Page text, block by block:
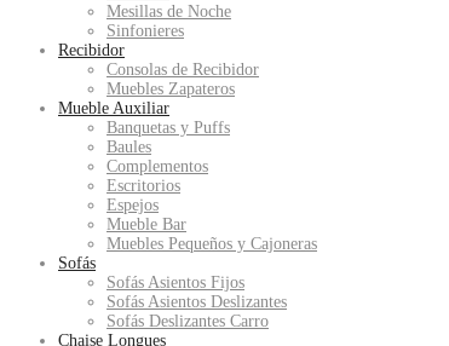
Mesillas de Noche
Sinfonieres
Recibidor
Consolas de Recibidor
Muebles Zapateros
Mueble Auxiliar
Banquetas y Puffs
Baules
Complementos
Escritorios
Espejos
Mueble Bar
Muebles Pequeños y Cajoneras
Sofás
Sofás Asientos Fijos
Sofás Asientos Deslizantes
Sofás Deslizantes Carro
Chaise Longues